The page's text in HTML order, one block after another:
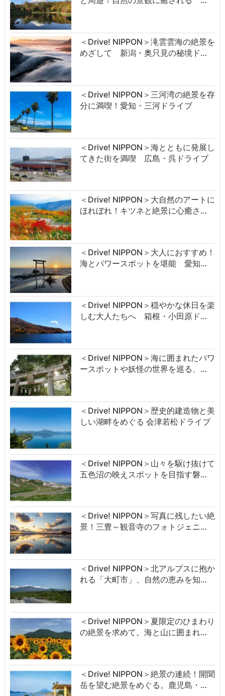
＜Drive! NIPPON＞滝雲雲海の絶景を
めざして 新潟・奥只見の秘境ド…
＜Drive! NIPPON＞三河湾の絶景を存
分に満喫！愛知・三河ドライブ
＜Drive! NIPPON＞海とともに発展し
てきた街を満喫 広島・呉ドライブ
＜Drive! NIPPON＞大自然のアートに
ほれぼれ！キツネと絶景に心癒さ…
＜Drive! NIPPON＞大人におすすめ！
海とパワースポットを堪能 愛知…
＜Drive! NIPPON＞穏やかな休日を楽
しむ大人たちへ 箱根・小田原ド…
＜Drive! NIPPON＞海に囲まれたパワ
ースポットや妖怪の世界を巡る、…
＜Drive! NIPPON＞歴史的建造物と美
しい湖畔をめぐる 会津若松ドライブ
＜Drive! NIPPON＞山々を駆け抜けて
五色沼の映えスポットを目指す磐…
＜Drive! NIPPON＞写真に残したい絶
景！三豊～観音寺のフォトジェニ…
＜Drive! NIPPON＞北アルプスに抱か
れる「大町市」、自然の恵みを知…
＜Drive! NIPPON＞夏限定のひまわり
の絶景を求めて。海と山に囲まれ…
＜Drive! NIPPON＞絶景の連続！開聞
岳を望む絶景をめぐる。鹿児島・…